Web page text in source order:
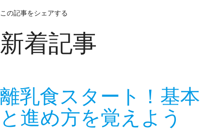
この記事をシェアする
新着記事
離乳食スタート！基本
と進め方を覚えよう